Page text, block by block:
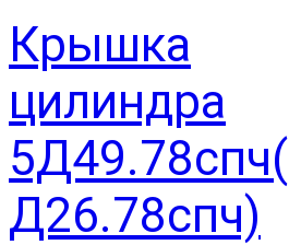
Крышка
цилиндра
5Д49.78спч(
Д26.78спч)